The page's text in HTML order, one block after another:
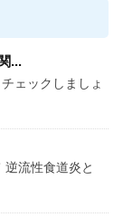
...
ェックしましょ
流性食道炎と